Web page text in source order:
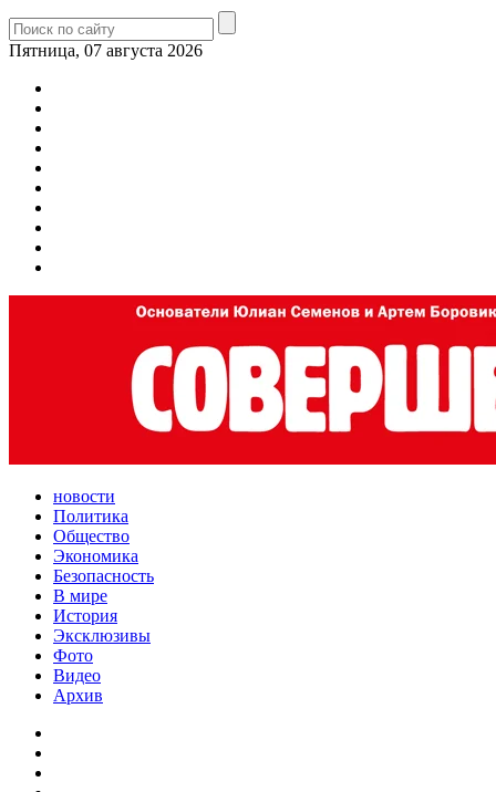
Пятница, 07 августа 2026
новости
Политика
Общество
Экономика
Безопасность
В мире
История
Эксклюзивы
Фото
Видео
Архив